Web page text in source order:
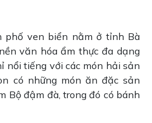
phố ven biển nằm ở tỉnh Bà
văn hóa ẩm thực đa dạng
nổi tiếng với các món hải sản
có những món ăn đặc sản
Bộ đậm đà, trong đó có bánh